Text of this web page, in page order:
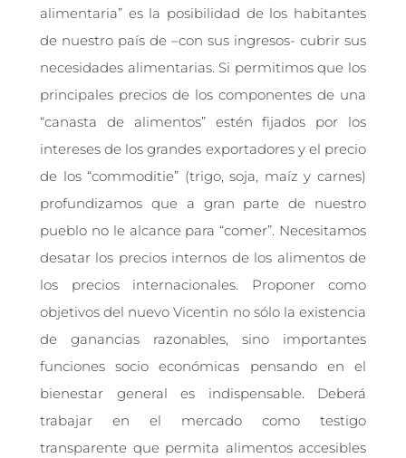
alimentaria” es la posibilidad de los habitantes
de nuestro país de –con sus ingresos- cubrir sus
necesidades alimentarias. Si permitimos que los
principales precios de los componentes de una
“canasta de alimentos” estén fijados por los
intereses de los grandes exportadores y el precio
de los “commoditie” (trigo, soja, maíz y carnes)
profundizamos que a gran parte de nuestro
pueblo no le alcance para “comer”. Necesitamos
desatar los precios internos de los alimentos de
los precios internacionales. Proponer como
objetivos del nuevo Vicentin no sólo la existencia
de ganancias razonables, sino importantes
funciones socio económicas pensando en el
bienestar general es indispensable. Deberá
trabajar en el mercado como testigo
transparente que permita alimentos accesibles